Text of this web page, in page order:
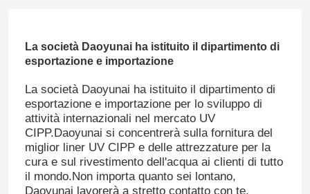
La società Daoyunai ha istituito il dipartimento di
esportazione e importazione
La società Daoyunai ha istituito il dipartimento di
esportazione e importazione per lo sviluppo di
attività internazionali nel mercato UV
CIPP.Daoyunai si concentrerà sulla fornitura del
miglior liner UV CIPP e delle attrezzature per la
cura e sul rivestimento dell'acqua ai clienti di tutto
il mondo.Non importa quanto sei lontano,
Daoyunai lavorerà a stretto contatto con te.